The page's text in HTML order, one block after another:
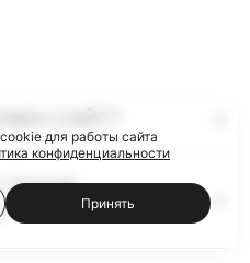
ЛУЧШЕ
для работы сайта
конфиденциальности
Принять